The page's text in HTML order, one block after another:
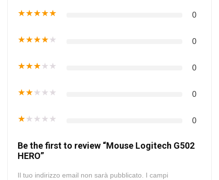
★★★★★ 0
★★★★★ 0
★★★★ ★ 0
★★★ ★ ★ 0
★★ ★ ★ ★ 0
Be the first to review “Mouse Logitech G502
HERO”
Il tuo indirizzo email non sarà pubblicato.
I campi